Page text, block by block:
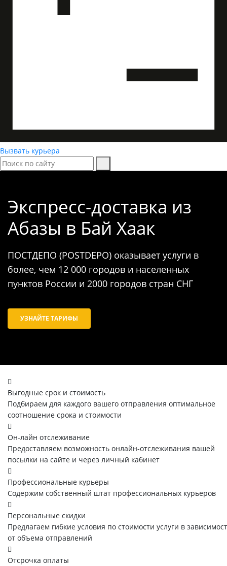
Вызвать курьера
Экспресс-доставка из
Абазы в Бай Хаак
ПОСТДЕПО (POSTDEPO) оказывает услуги в
более, чем 12 000 городов и населенных
пунктов России и 2000 городов стран СНГ
УЗНАЙТЕ ТАРИФЫ
Выгодные срок и стоимость
Подбираем для каждого вашего отправления оптимальное
соотношение срока и стоимости
Он-лайн отслеживание
Предоставляем возможность онлайн-отслеживания вашей
посылки на сайте и через личный кабинет
Профессиональные курьеры
Содержим собственный штат профессиональных курьеров
Персональные скидки
Предлагаем гибкие условия по стоимости услуги в
от объема отправлений
Отсрочка оплаты